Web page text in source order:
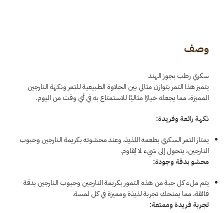
وصف
سكري رطب بجوز الهند
يتميز هذا التمر بتوازن مثالي بين الحلاوة الطبيعية للتمر ونكهة النارجين
المميزة، مما يجعله خيارًا مثاليًا للاستمتاع به في أي وقت من اليوم.
نكهة رائعة وفريدة:
يمتاز التمر السكري بطعمه اللذيذ، وعند محشوته بكريمة النارجين وحبوب
النارجين، يتحول إلى شيء لا يُقاوم.
محشو بدقة وجودة:
يتم ملء كل حبة من هذه التمور بكريمة النارجين وحبوب النارجين بدقة
فائقة، مما يمنحك تجربة لذيذة ومميزة في كل لمسة.
تجربة فريدة وممتعة: